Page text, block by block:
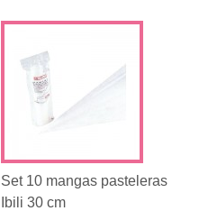
Set 10 mangas pasteleras
Ibili 30 cm